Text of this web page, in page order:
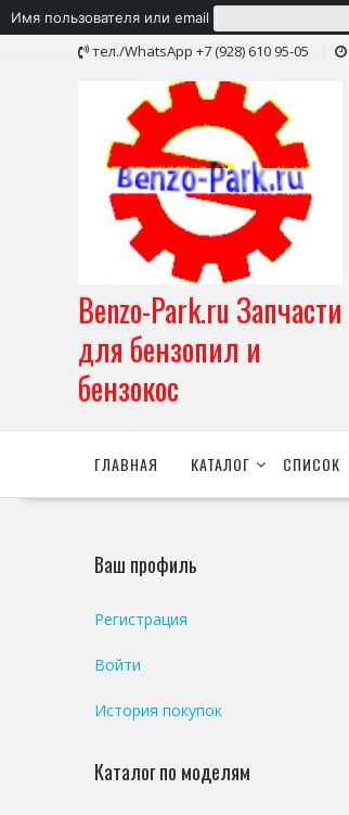
Имя пользователя или email
тел./WhatsApp +7 (928) 610 95-05
Benzo-Park.ru Запчасти
для бензопил и
бензокос
ГЛАВНАЯ КАТАЛОГ СПИСОК
Ваш профиль
Регистрация
Войти
История покупок
Каталог по моделям